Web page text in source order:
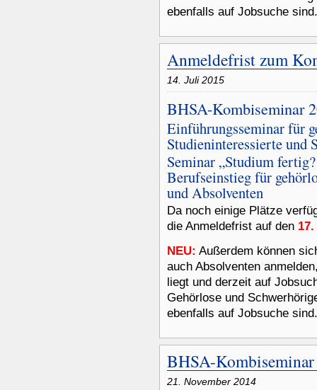
ebenfalls auf Jobsuche
Anmeldefrist zum
14. Juli 2015
BHSA-Kombiseminar
Einführungsseminar für
Studieninteressierte und
Seminar „Studium
Berufseinstieg für
und Absolventen
Da noch einige Plätze
die Anmeldefrist auf den
NEU: Außerdem können
auch Absolventen
liegt und derzeit auf
Gehörlose und
ebenfalls auf Jobsuche
BHSA-
21. November 2014